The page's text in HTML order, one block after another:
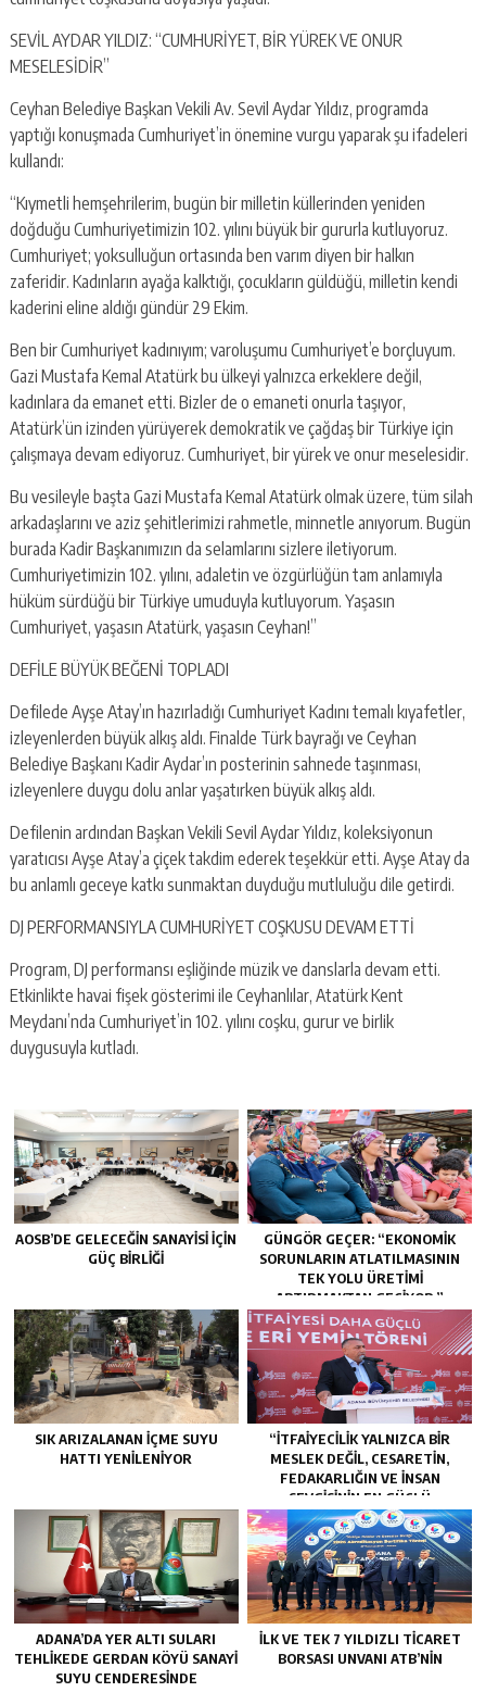
SEVİL AYDAR YILDIZ: “CUMHURİYET, BİR YÜREK VE ONUR
MESELESİDİR”
Ceyhan Belediye Başkan Vekili Av. Sevil Aydar Yıldız, programda
yaptığı konuşmada Cumhuriyet’in önemine vurgu yaparak şu ifadeleri
kullandı:
“Kıymetli hemşehrilerim, bugün bir milletin küllerinden yeniden
doğduğu Cumhuriyetimizin 102. yılını büyük bir gururla kutluyoruz.
Cumhuriyet; yoksulluğun ortasında ben varım diyen bir halkın
zaferidir. Kadınların ayağa kalktığı, çocukların güldüğü, milletin kendi
kaderini eline aldığı gündür 29 Ekim.
Ben bir Cumhuriyet kadınıyım; varoluşumu Cumhuriyet’e borçluyum.
Gazi Mustafa Kemal Atatürk bu ülkeyi yalnızca erkeklere değil,
kadınlara da emanet etti. Bizler de o emaneti onurla taşıyor,
Atatürk’ün izinden yürüyerek demokratik ve çağdaş bir Türkiye için
çalışmaya devam ediyoruz. Cumhuriyet, bir yürek ve onur meselesidir.
Bu vesileyle başta Gazi Mustafa Kemal Atatürk olmak üzere, tüm silah
arkadaşlarını ve aziz şehitlerimizi rahmetle, minnetle anıyorum. Bugün
burada Kadir Başkanımızın da selamlarını sizlere iletiyorum.
Cumhuriyetimizin 102. yılını, adaletin ve özgürlüğün tam anlamıyla
hüküm sürdüğü bir Türkiye umuduyla kutluyorum. Yaşasın
Cumhuriyet, yaşasın Atatürk, yaşasın Ceyhan!”
DEFİLE BÜYÜK BEĞENİ TOPLADI
Defilede Ayşe Atay’ın hazırladığı Cumhuriyet Kadını temalı kıyafetler,
izleyenlerden büyük alkış aldı. Finalde Türk bayrağı ve Ceyhan
Belediye Başkanı Kadir Aydar’ın posterinin sahnede taşınması,
izleyenlere duygu dolu anlar yaşatırken büyük alkış aldı.
Defilenin ardından Başkan Vekili Sevil Aydar Yıldız, koleksiyonun
yaratıcısı Ayşe Atay’a çiçek takdim ederek teşekkür etti. Ayşe Atay da
bu anlamlı geceye katkı sunmaktan duyduğu mutluluğu dile getirdi.
DJ PERFORMANSIYLA CUMHURİYET COŞKUSU DEVAM ETTİ
Program, DJ performansı eşliğinde müzik ve danslarla devam etti.
Etkinlikte havai fişek gösterimi ile Ceyhanlılar, Atatürk Kent
Meydanı’nda Cumhuriyet’in 102. yılını coşku, gurur ve birlik
duygusuyla kutladı.
AOSB’DE GELECEĞIN SANAYISI İÇIN
GÜÇ BIRLIĞI
GÜNGÖR GEÇER: “EKONOMIK
SORUNLARIN ATLATILMASININ
TEK YOLU ÜRETIMI
ARTIRMAKTAN GEÇIYOR.”
SIK ARIZALANAN IÇME SUYU
HATTI YENILENIYOR
“İTFAIYECILIK YALNIZCA BIR
MESLEK DEĞIL, CESARETIN,
FEDAKARLIĞIN VE INSAN
SEVGISININ EN GÜÇLÜ
TEMSILIDIR.”
ADANA’DA YER ALTI SULARI
TEHLİKEDE GERDAN KÖYÜ SANAYİ
SUYU CENDERESİNDE
İLK VE TEK 7 YILDIZLI TİCARET
BORSASI UNVANI ATB’NİN